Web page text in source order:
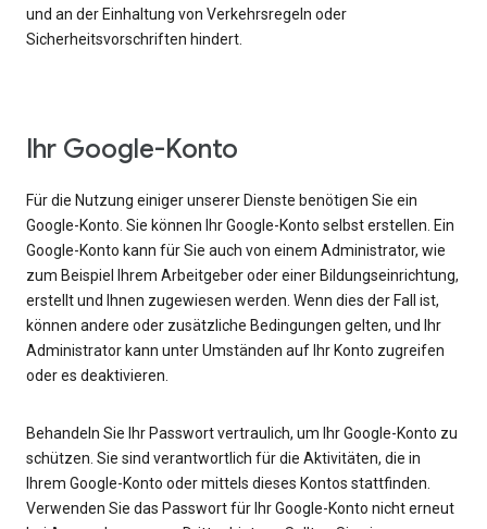
und an der Einhaltung von Verkehrsregeln oder
Sicherheitsvorschriften hindert.
Ihr Google-Konto
Für die Nutzung einiger unserer Dienste benötigen Sie ein
Google-Konto. Sie können Ihr Google-Konto selbst erstellen. Ein
Google-Konto kann für Sie auch von einem Administrator, wie
zum Beispiel Ihrem Arbeitgeber oder einer Bildungseinrichtung,
erstellt und Ihnen zugewiesen werden. Wenn dies der Fall ist,
können andere oder zusätzliche Bedingungen gelten, und Ihr
Administrator kann unter Umständen auf Ihr Konto zugreifen
oder es deaktivieren.
Behandeln Sie Ihr Passwort vertraulich, um Ihr Google-Konto zu
schützen. Sie sind verantwortlich für die Aktivitäten, die in
Ihrem Google-Konto oder mittels dieses Kontos stattfinden.
Verwenden Sie das Passwort für Ihr Google-Konto nicht erneut